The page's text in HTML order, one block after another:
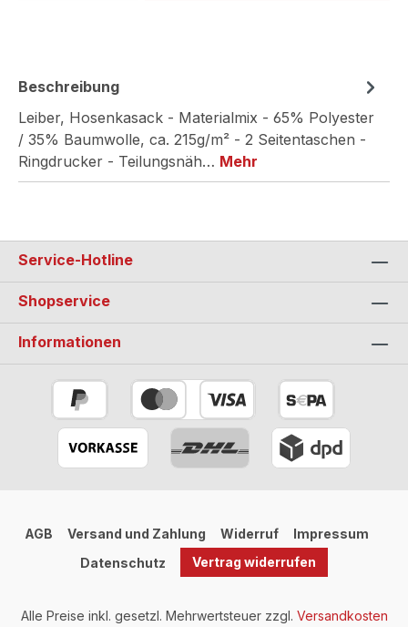
Beschreibung
Leiber, Hosenkasack - Materialmix - 65% Polyester
/ 35% Baumwolle, ca. 215g/m² - 2 Seitentaschen -
Ringdrucker - Teilungsnäh… Mehr
Service-Hotline
Shopservice
Informationen
AGB Versand und Zahlung Widerruf
Impressum
Datenschutz
Vertrag widerrufen
Alle Preise inkl. gesetzl. Mehrwertsteuer zzgl. Versandkosten